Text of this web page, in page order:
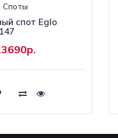
Споты
спот Eglo
Купить